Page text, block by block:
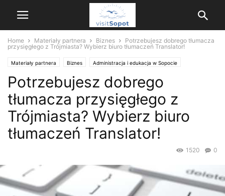
Home Materiały partnera Biznes
Potrzebujesz dobrego tłumacza
przysięgłego z Trójmiasta? Wybierz biuro tłumaczeń Translator!
Materiały partnera Biznes Administracja i edukacja w Sopocie
Instytucje
Potrzebujesz dobrego
tłumacza przysięgłego z
Trójmiasta? Wybierz biuro
tłumaczeń Translator!
0
1520